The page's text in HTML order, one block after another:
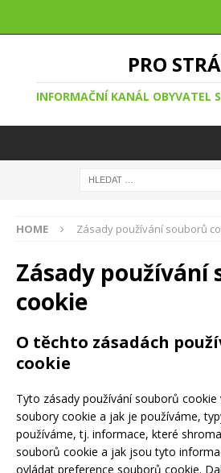
PRO
INFORMAČNÍ KANÁL OBYVATEL
HOME Zásady používání souborů
Zásady používání
cookie
O těchto zásadách
cookie
Tyto zásady používání souborů
soubory cookie a jak je používáme,
používáme, tj. informace, které
souborů cookie a jak jsou tyto
ovládat preference souborů cookie.